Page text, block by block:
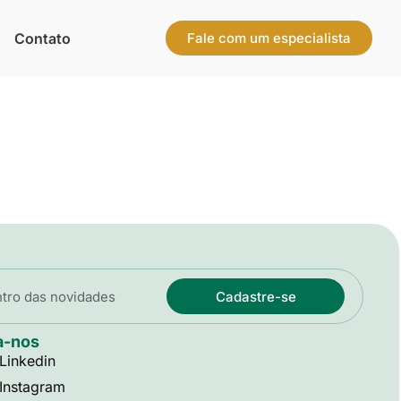
Contato Fale com um especialista
Cadastre-se
nos
Linkedin
Instagram